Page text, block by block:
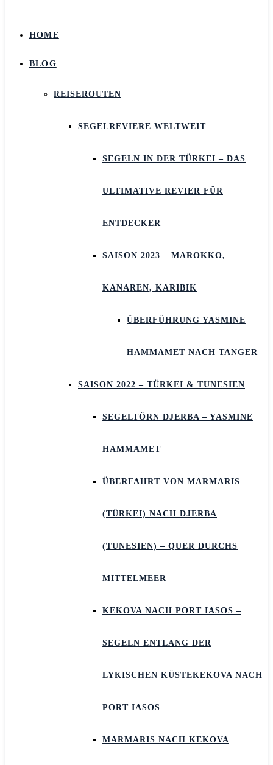
HOME
BLOG
REISEROUTEN
SEGELREVIERE WELTWEIT
SEGELN IN DER TÜRKEI – DAS
ULTIMATIVE REVIER FÜR
ENTDECKER
SAISON 2023 – MAROKKO,
KANAREN, KARIBIK
ÜBERFÜHRUNG YASMINE
HAMMAMET NACH TANGER
SAISON 2022 – TÜRKEI & TUNESIEN
SEGELTÖRN DJERBA – YASMINE
HAMMAMET
ÜBERFAHRT VON MARMARIS
(TÜRKEI) NACH DJERBA
(TUNESIEN) – QUER DURCHS
MITTELMEER
KEKOVA NACH PORT IASOS –
SEGELN ENTLANG DER
LYKISCHEN KÜSTEKEKOVA NACH
PORT IASOS
MARMARIS NACH KEKOVA